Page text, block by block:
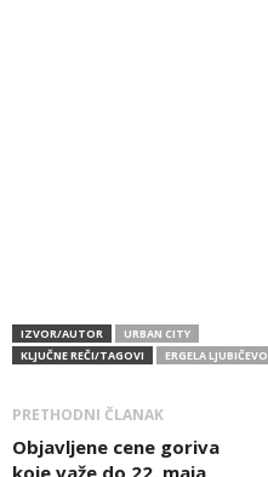
IZVOR/AUTOR
URBAN CITY
KLJUČNE REČI/TAGOVI
ERGELA LJUBIČEVO
PRETHODNI ČLANAK
Objavljene cene goriva
koje važe do 22. maja